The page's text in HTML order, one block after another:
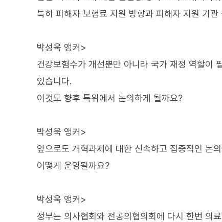
특히 피해자 보험료 지원 방향과 피해자 지원 기
박성욱 앵커>
건강보험수가 개선뿐만 아니라 국가 재정 역할이
있습니다.
이것도 향후 특위에서 논의하게 될까요?
박성욱 앵커>
앞으로도 개혁과제에 대한 신속하고 집중적인 논
어떻게 운영될까요?
박성욱 앵커>
정부는 의사협회와 전공의협의회에 다시 한번 의